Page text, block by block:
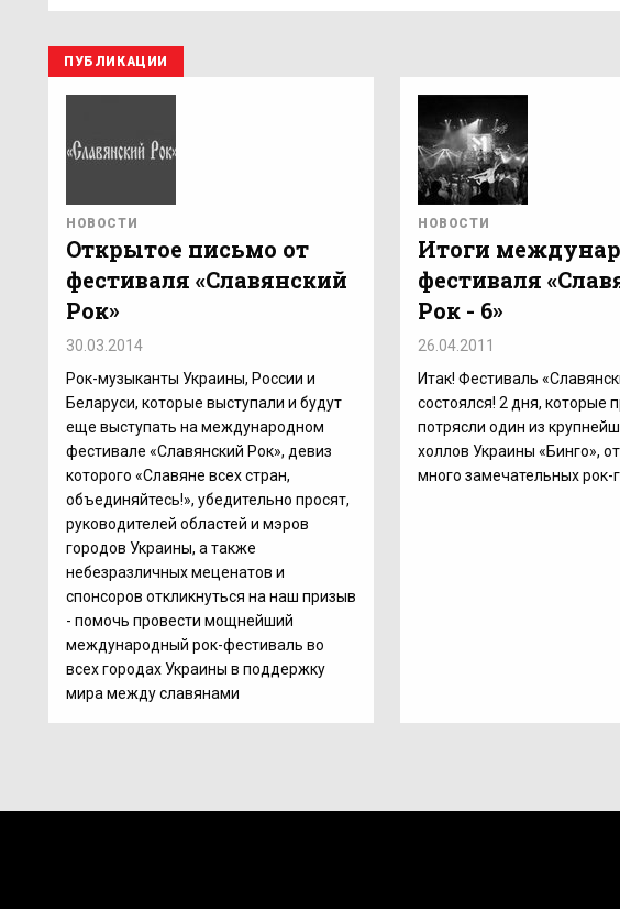
ПУБЛИКАЦИИ
НОВОСТИ
Открытое письмо от
фестиваля «Славянский
Рок»
30.03.2014
Рок-музыканты Украины, России и
Беларуси, которые выступали и будут
еще выступать на международном
фестивале «Славянский Рок», девиз
которого «Славяне всех стран,
объединяйтесь!», убедительно просят,
руководителей областей и мэров
городов Украины, а также
небезразличных меценатов и
спонсоров откликнуться на наш призыв
- помочь провести мощнейший
международный рок-фестиваль во
всех городах Украины в поддержку
мира между славянами
НОВОСТИ
Итоги
фестиваля
Рок - 6»
26.04.2011
Итак! Фестиваль
состоялся! 2 дня, которые
потрясли один из
холлов Украины «Бинго»,
много замечательных рок-